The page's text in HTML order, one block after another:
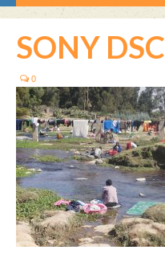
Reisen/Touren
Aktuelles
Über CB-Travels
Kontakt
SONY DSC
0